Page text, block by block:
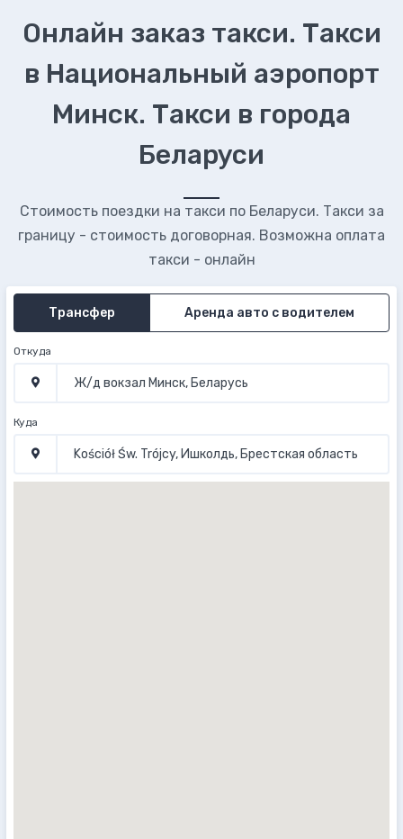
Онлайн заказ такси. Такси
в Национальный аэропорт
Минск. Такси в города
Беларуси
Стоимость поездки на такси по Беларуси. Такси за
границу - стоимость договорная. Возможна оплата
такси - онлайн
Трансфер Аренда авто с водителем
Откуда
Куда